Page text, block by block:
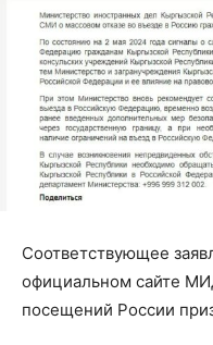
Соответствующее
официальном сайте
посещений России